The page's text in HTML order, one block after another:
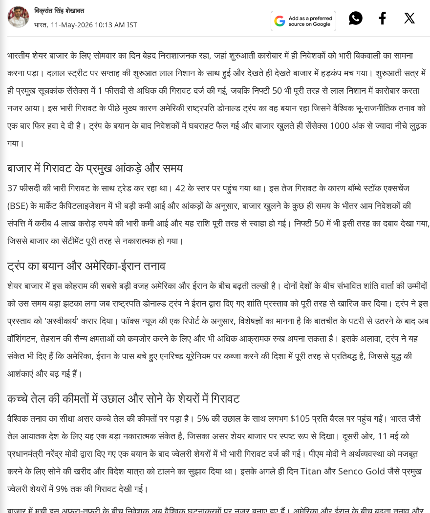
विक्रांत सिंह शेखावत
भारत, 11-May-2026 10:13 AM IST
भारतीय शेयर बाजार के लिए सोमवार का दिन बेहद निराशाजनक रहा, जहां शुरुआती कारोबार में ही निवेशकों को भारी बिकवाली का सामना
करना पड़ा। दलाल स्ट्रीट पर सप्ताह की शुरुआत लाल निशान के साथ हुई और देखते ही देखते बाजार में हड़कंप मच गया। शुरुआती सत्र में
ही प्रमुख सूचकांक सेंसेक्स में 1 फीसदी से अधिक की गिरावट दर्ज की गई, जबकि निफ्टी 50 भी पूरी तरह से लाल निशान में कारोबार करता
नजर आया। इस भारी गिरावट के पीछे मुख्य कारण अमेरिकी राष्ट्रपति डोनाल्ड ट्रंप का वह बयान रहा जिसने वैश्विक भू-राजनीतिक तनाव को
एक बार फिर हवा दे दी है। ट्रंप के बयान के बाद निवेशकों में घबराहट फैल गई और बाजार खुलते ही सेंसेक्स 1000 अंक से ज्यादा नीचे लुढ़क
गया।
बाजार में गिरावट के प्रमुख आंकड़े और समय
37 फीसदी की भारी गिरावट के साथ ट्रेड कर रहा था। 42 के स्तर पर पहुंच गया था। इस तेज गिरावट के कारण बॉम्बे स्टॉक एक्सचेंज
(BSE) के मार्केट कैपिटलाइजेशन में भी बड़ी कमी आई और आंकड़ों के अनुसार, बाजार खुलने के कुछ ही समय के भीतर आम निवेशकों की
संपत्ति में करीब 4 लाख करोड़ रुपये की भारी कमी आई और यह राशि पूरी तरह से स्वाहा हो गई। निफ्टी 50 में भी इसी तरह का दबाव देखा गया,
जिससे बाजार का सेंटीमेंट पूरी तरह से नकारात्मक हो गया।
ट्रंप का बयान और अमेरिका-ईरान तनाव
शेयर बाजार में इस कोहराम की सबसे बड़ी वजह अमेरिका और ईरान के बीच बढ़ती तल्खी है। दोनों देशों के बीच संभावित शांति वार्ता की उम्मीदों
को उस समय बड़ा झटका लगा जब राष्ट्रपति डोनाल्ड ट्रंप ने ईरान द्वारा दिए गए शांति प्रस्ताव को पूरी तरह से खारिज कर दिया। ट्रंप ने इस
प्रस्ताव को 'अस्वीकार्य' करार दिया। फॉक्स न्यूज की एक रिपोर्ट के अनुसार, विशेषज्ञों का मानना है कि बातचीत के पटरी से उतरने के बाद अब
वॉशिंगटन, तेहरान की सैन्य क्षमताओं को कमजोर करने के लिए और भी अधिक आक्रामक रुख अपना सकता है। इसके अलावा, ट्रंप ने यह
संकेत भी दिए हैं कि अमेरिका, ईरान के पास बचे हुए एनरिच्ड यूरेनियम पर कब्जा करने की दिशा में पूरी तरह से प्रतिबद्ध है, जिससे युद्ध की
आशंकाएं और बढ़ गई हैं।
कच्चे तेल की कीमतों में उछाल और सोने के शेयरों में गिरावट
वैश्विक तनाव का सीधा असर कच्चे तेल की कीमतों पर पड़ा है। 5% की उछाल के साथ लगभग $105 प्रति बैरल पर पहुंच गईं। भारत जैसे
तेल आयातक देश के लिए यह एक बड़ा नकारात्मक संकेत है, जिसका असर शेयर बाजार पर स्पष्ट रूप से दिखा। दूसरी ओर, 11 मई को
प्रधानमंत्री नरेंद्र मोदी द्वारा दिए गए एक बयान के बाद ज्वेलरी शेयरों में भी भारी गिरावट दर्ज की गई। पीएम मोदी ने अर्थव्यवस्था को मजबूत
करने के लिए सोने की खरीद और विदेश यात्रा को टालने का सुझाव दिया था। इसके अगले ही दिन Titan और Senco Gold जैसे प्रमुख
ज्वेलरी शेयरों में 9% तक की गिरावट देखी गई।